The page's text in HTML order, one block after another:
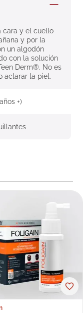
cara y el cuello
y por la
un algodón
con la solución
Derm®. No es
aclarar la piel.
+)